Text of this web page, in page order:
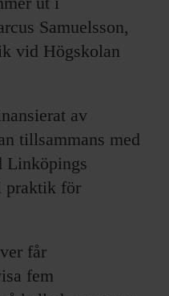
Samuelsson,
vid Högskolan
av
tillsammans med
Linköpings
praktik för
får
fem